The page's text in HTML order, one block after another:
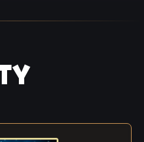
czekała na nich cała
i krwawiący, z trudem
się wrogów. Ale
wskazując na torbę pod
fiolek i narzędzi.